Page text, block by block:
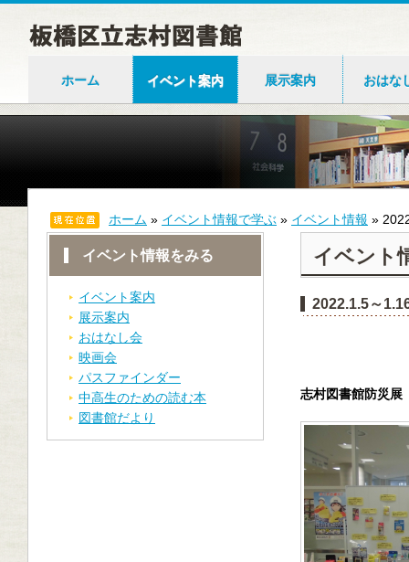
ホーム イベント案内 展示案内 おはな
ホーム » イベント情報で学ぶ » イベント情報 »
イベント情報をみる
イベント案内
展示案内
おはなし会
映画会
パスファインダー
中高生のための読む本
図書館だより
イベント
2022.1.5～
志村図書館防災